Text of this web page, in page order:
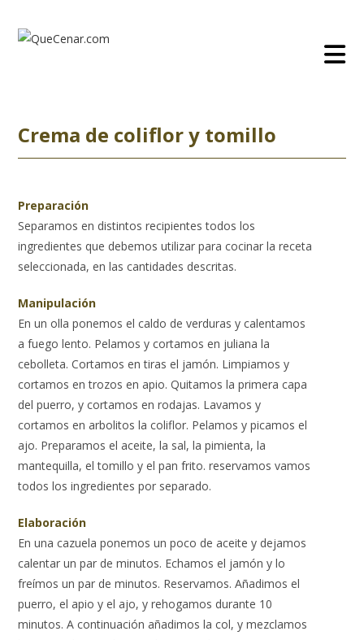
contenido
Crema de coliflor y tomillo
Preparación
Separamos en distintos recipientes todos los
ingredientes que debemos utilizar para cocinar la receta
seleccionada, en las cantidades descritas.
Manipulación
En un olla ponemos el caldo de verduras y calentamos
a fuego lento. Pelamos y cortamos en juliana la
cebolleta. Cortamos en tiras el jamón. Limpiamos y
cortamos en trozos en apio. Quitamos la primera capa
del puerro, y cortamos en rodajas. Lavamos y
cortamos en arbolitos la coliflor. Pelamos y picamos el
ajo. Preparamos el aceite, la sal, la pimienta, la
mantequilla, el tomillo y el pan frito. reservamos vamos
todos los ingredientes por separado.
Elaboración
En una cazuela ponemos un poco de aceite y dejamos
calentar un par de minutos. Echamos el jamón y lo
freímos un par de minutos. Reservamos. Añadimos el
puerro, el apio y el ajo, y rehogamos durante 10
minutos. A continuación añadimos la col, y mezclamos